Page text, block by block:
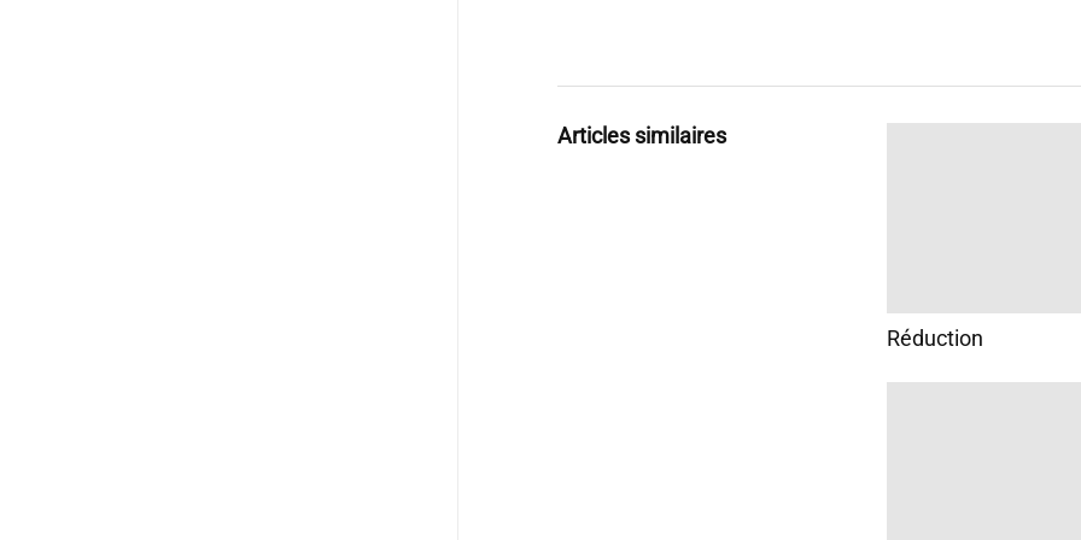
Articles similaires
Réduction